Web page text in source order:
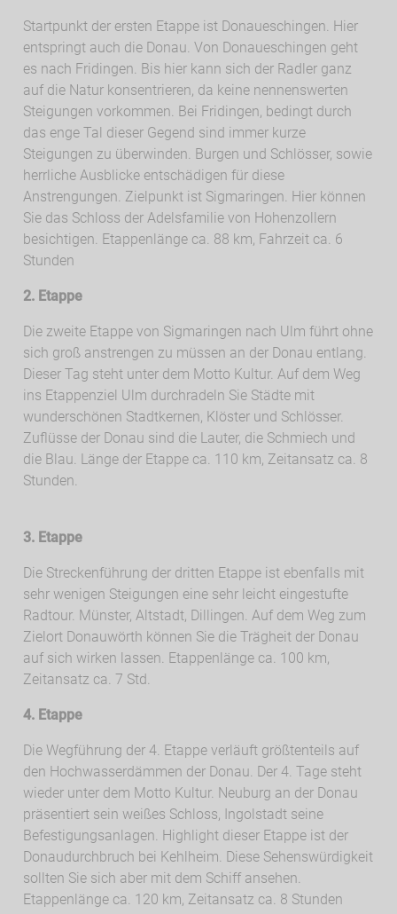
Startpunkt der ersten Etappe ist Donaueschingen. Hier
entspringt auch die Donau. Von Donaueschingen geht
es nach Fridingen. Bis hier kann sich der Radler ganz
auf die Natur konsentrieren, da keine nennenswerten
Steigungen vorkommen. Bei Fridingen, bedingt durch
das enge Tal dieser Gegend sind immer kurze
Steigungen zu überwinden. Burgen und Schlösser, sowie
herrliche Ausblicke entschädigen für diese
Anstrengungen. Zielpunkt ist Sigmaringen. Hier können
Sie das Schloss der Adelsfamilie von Hohenzollern
besichtigen. Etappenlänge ca. 88 km, Fahrzeit ca. 6
Stunden
2. Etappe
Die zweite Etappe von Sigmaringen nach Ulm führt ohne
sich groß anstrengen zu müssen an der Donau entlang.
Dieser Tag steht unter dem Motto Kultur. Auf dem Weg
ins Etappenziel Ulm durchradeln Sie Städte mit
wunderschönen Stadtkernen, Klöster und Schlösser.
Zuflüsse der Donau sind die Lauter, die Schmiech und
die Blau. Länge der Etappe ca. 110 km, Zeitansatz ca. 8
Stunden.
3. Etappe
Die Streckenführung der dritten Etappe ist ebenfalls mit
sehr wenigen Steigungen eine sehr leicht eingestufte
Radtour. Münster, Altstadt, Dillingen. Auf dem Weg zum
Zielort Donauwörth können Sie die Trägheit der Donau
auf sich wirken lassen. Etappenlänge ca. 100 km,
Zeitansatz ca. 7 Std.
4. Etappe
Die Wegführung der 4. Etappe verläuft größtenteils auf
den Hochwasserdämmen der Donau. Der 4. Tage steht
wieder unter dem Motto Kultur. Neuburg an der Donau
präsentiert sein weißes Schloss, Ingolstadt seine
Befestigungsanlagen. Highlight dieser Etappe ist der
Donaudurchbruch bei Kehlheim. Diese Sehenswürdigkeit
sollten Sie sich aber mit dem Schiff ansehen.
Etappenlänge ca. 120 km, Zeitansatz ca. 8 Stunden